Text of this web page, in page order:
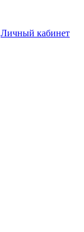
Личный кабинет